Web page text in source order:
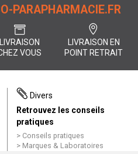
PARAPHARMACIE.FR
LIVRAISON
VOUS
LIVRAISON EN
POINT RETRAIT
Divers
Retrouvez les conseils
pratiques
Conseils pratiques
Marques & Laboratoires